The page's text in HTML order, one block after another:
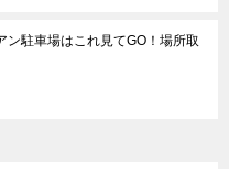
ン駐車場はこれ見てGO！場所取